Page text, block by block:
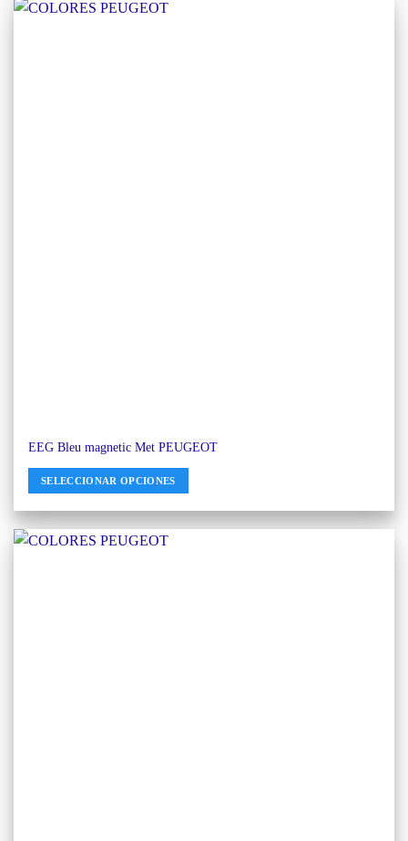
EEG Bleu magnetic Met PEUGEOT
SELECCIONAR OPCIONES